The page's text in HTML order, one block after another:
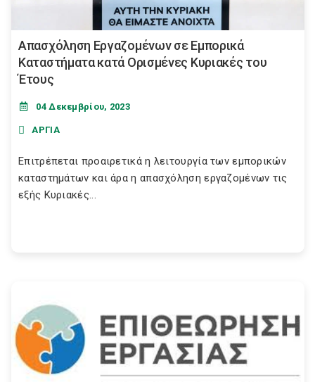
Απασχόληση Εργαζομένων σε Εμπορικά
Καταστήματα κατά Ορισμένες Κυριακές του
Έτους
04 Δεκεμβρίου, 2023
ΑΡΓΙΑ
Επιτρέπεται προαιρετικά η λειτουργία των εμπορικών
καταστημάτων και άρα η απασχόληση εργαζομένων τις
εξής Κυριακές...